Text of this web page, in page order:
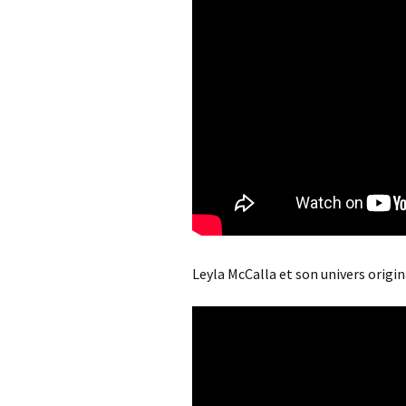
Leyla McCalla et son univers